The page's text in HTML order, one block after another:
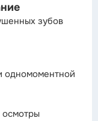
зубов
одномоментной
осмотры